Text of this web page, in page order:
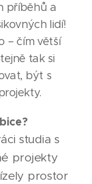
příběhů a
lidí!
– čím větší
tak si
být s
studia s
projekty
prostor